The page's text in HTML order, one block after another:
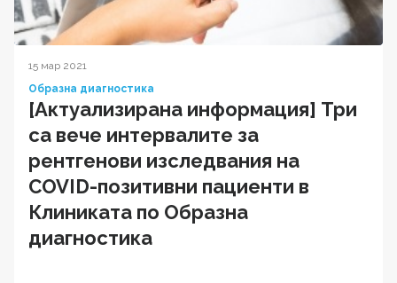
15 мар 2021
Образна диагностика
[Актуализирана информация] Три
са вече интервалите за
рентгенови изследвания на
COVID-позитивни пациенти в
Клиниката по Образна
диагностика